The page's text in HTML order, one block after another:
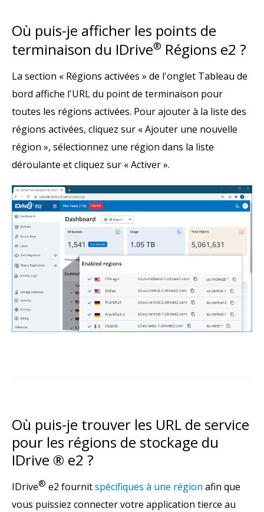
Où puis-je afficher les points de
terminaison du IDrive® Régions e2 ?
La section « Régions activées » de l'onglet Tableau de
bord affiche l'URL du point de terminaison pour
toutes les régions activées. Pour ajouter à la liste des
régions activées, cliquez sur « Ajouter une nouvelle
région », sélectionnez une région dans la liste
déroulante et cliquez sur « Activer ».
Où puis-je trouver les URL de service
pour les régions de stockage du
IDrive ® e2 ?
IDrive® e2 fournitspécifiques à une région afin que
vous puissiez connecter votre application tierce au